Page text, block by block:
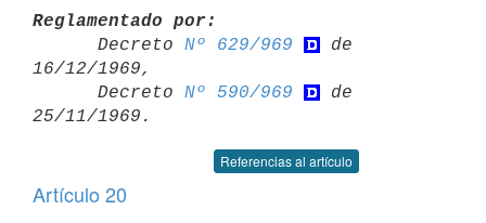
Reglamentado por:
Decreto Nº 629/969
de
16/12/1969,
      Decreto
Nº 590/969
de
Referencias al artículo
Artículo 20